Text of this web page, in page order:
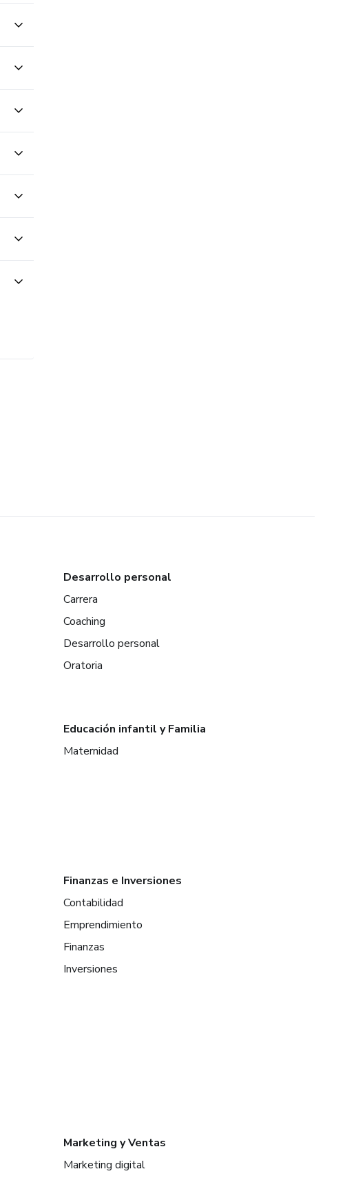
Desarrollo personal
Carrera
Coaching
Desarrollo personal
Oratoria
Educación infantil y Familia
Maternidad
Finanzas e Inversiones
Contabilidad
Emprendimiento
Finanzas
Inversiones
Marketing y Ventas
Marketing digital